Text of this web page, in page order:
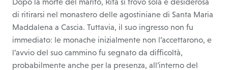
di ritirarsi nel monastero delle agostiniane di Santa Maria
Maddalena a Cascia. Tuttavia, il suo ingresso non fu
immediato: le monache inizialmente non l’accettarono, e
l’avvio del suo cammino fu segnato da difficoltà,
probabilmente anche per la presenza, all’interno del